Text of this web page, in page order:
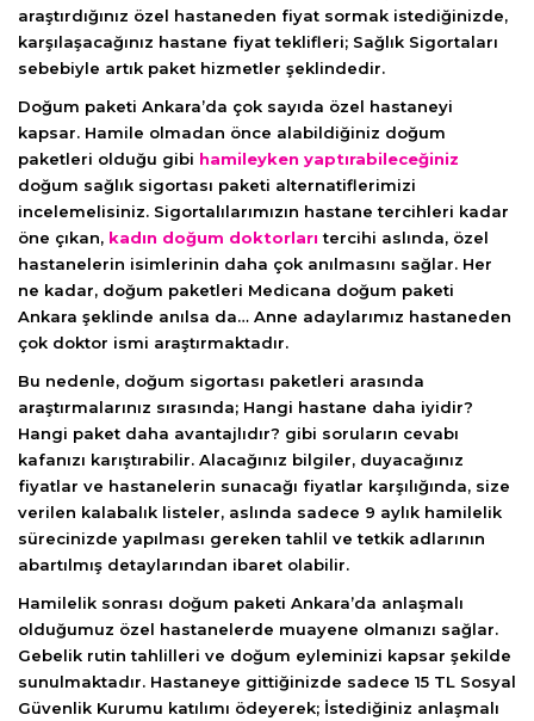
araştırdığınız özel hastaneden fiyat sormak istediğinizde,
karşılaşacağınız hastane fiyat teklifleri; Sağlık Sigortaları
sebebiyle artık paket hizmetler şeklindedir.
Doğum paketi Ankara’da çok sayıda özel hastaneyi
kapsar. Hamile olmadan önce alabildiğiniz doğum
paketleri olduğu gibi hamileyken yaptırabileceğiniz
doğum sağlık sigortası paketi alternatiflerimizi
incelemelisiniz. Sigortalılarımızın hastane tercihleri kadar
öne çıkan, kadın doğum doktorları tercihi aslında, özel
hastanelerin isimlerinin daha çok anılmasını sağlar. Her
ne kadar, doğum paketleri Medicana doğum paketi
Ankara şeklinde anılsa da… Anne adaylarımız hastaneden
çok doktor ismi araştırmaktadır.
Bu nedenle, doğum sigortası paketleri arasında
araştırmalarınız sırasında; Hangi hastane daha iyidir?
Hangi paket daha avantajlıdır? gibi soruların cevabı
kafanızı karıştırabilir. Alacağınız bilgiler, duyacağınız
fiyatlar ve hastanelerin sunacağı fiyatlar karşılığında, size
verilen kalabalık listeler, aslında sadece 9 aylık hamilelik
sürecinizde yapılması gereken tahlil ve tetkik adlarının
abartılmış detaylarından ibaret olabilir.
Hamilelik sonrası doğum paketi Ankara’da anlaşmalı
olduğumuz özel hastanelerde muayene olmanızı sağlar.
Gebelik rutin tahlilleri ve doğum eyleminizi kapsar şekilde
sunulmaktadır. Hastaneye gittiğinizde sadece 15 TL Sosyal
Güvenlik Kurumu katılımı ödeyerek; İstediğiniz anlaşmalı